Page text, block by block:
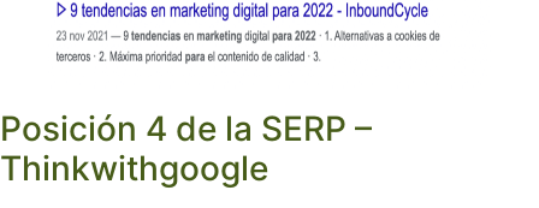
Posición 4 de la SERP –
Thinkwithgoogle